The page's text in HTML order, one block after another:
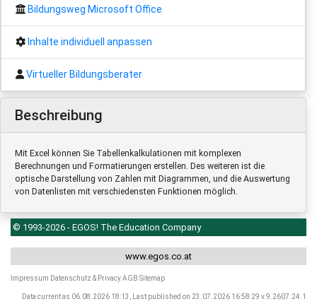
Bildungsweg Microsoft Office
Inhalte individuell anpassen
Virtueller Bildungsberater
Beschreibung
Mit Excel können Sie Tabellenkalkulationen mit komplexen
Berechnungen und Formatierungen erstellen. Des weiteren ist die
optische Darstellung von Zahlen mit Diagrammen, und die Auswertung
von Datenlisten mit verschiedensten Funktionen möglich.
© 1993-2026 - EGOS! The Education Company
www.egos.co.at
Impressum Datenschutz & PrivacyAGB Sitemap
Data current as 06.08.2026 18:13, Last published on 23.07.2026 16:58:29 v.9.2607.24.1